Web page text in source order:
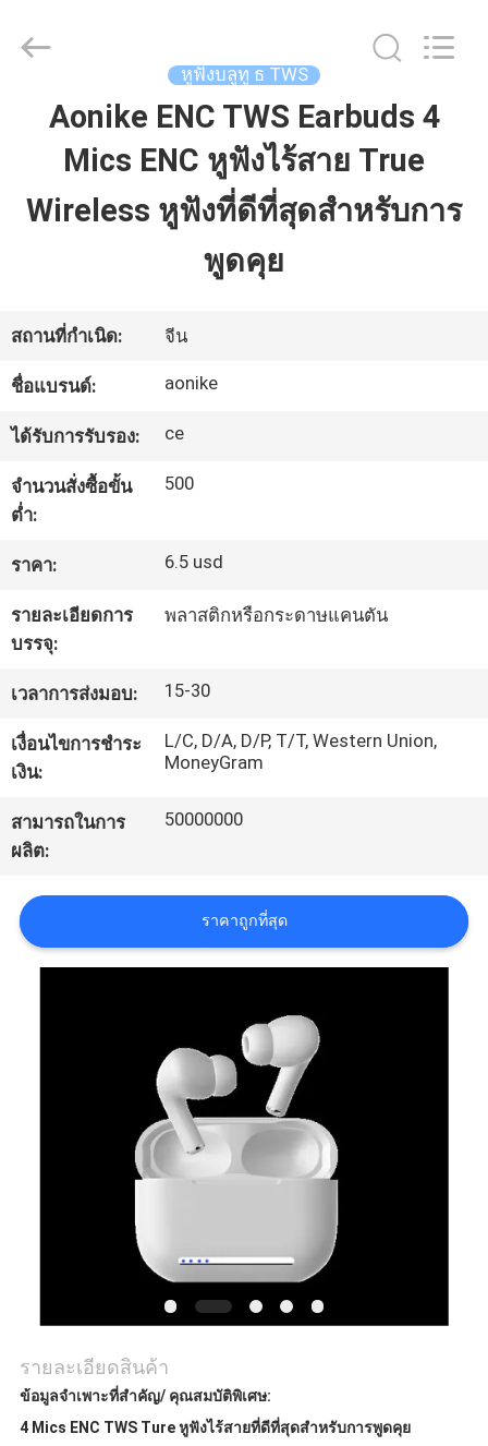
บ้าน
ผลิตภัณฑ์
กับ
เรา
ทัวร์
โรงงาน
ควบคุม
คุณภาพ
ติดต่อ
เรา
ขอ
อ้าง
2025
หูฟังบลูทู ธ TWS
Aonike ENC TWS Earbuds 4
Mics ENC หูฟังไร้สาย True
Wireless หูฟังที่ดีที่สุดสำหรับการ
พูดคุย
สถานที่กำเนิด: จีน
ชื่อแบรนด์: aonike
ได้รับการรับรอง: ce
จำนวนสั่งซื้อขั้น
ต่ำ:
500
ราคา: 6.5 usd
รายละเอียดการ
บรรจุ:
พลาสติกหรือกระดาษแคนตัน
เวลาการส่งมอบ: 15-30
เงื่อนไขการชำระ
เงิน:
L/C, D/A, D/P, T/T, Western Union,
MoneyGram
สามารถในการ
ผลิต:
50000000
ราคาถูกที่สุด
รายละเอียดสินค้า
ข้อมูลจำเพาะที่สำคัญ/ คุณสมบัติพิเศษ:
4 Mics ENC TWS Ture หูฟังไร้สายที่ดีที่สุดสำหรับการพูดคุย